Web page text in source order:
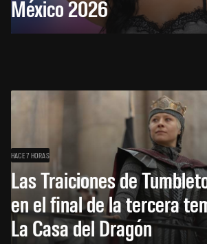
México 2026
HACE 7 HORAS
Las Traiciones de
en el final de la tercera
La Casa del Dragón